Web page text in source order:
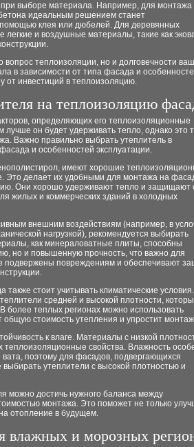
выборе материала. Например, для монтажа
идеальным решением станет
клея или дюбелей. Для деревянных
и воздушные материалы, такие как
теплоизоляции, но и долговечности
в зависимости от типа фасада и
от инвестиций в теплоизоляцию.
на теплоизоляцию
определяющих его теплоизоляционные
он будет удерживать тепло, однако это
Важно правильно выбрать утеплитель в
и особенностей эксплуатации.
имеют хорошие
Это делает их удобными для монтажа на
Они хорошо удерживают тепло и защищают
жилых и коммерческих зданий в холодных
внешним воздействиям (например, в
нагрузкой), рекомендуется выбирать
как минераловатные плиты, способны
но и повышенную прочность, что важно для
подвержены повреждениям и обеспечивают
стоит учитывать климатические
средней и высокой плотности,
более теплых регионах можно использовать
стоимость утепления и упростит
к влаге. Материалы с низкой
теплоизоляционные свойства. Влажность
поэтому для фасадов, подвергающихся
утеплители с высокой плотностью и
можно достичь нужного баланса между
монтажа. Это поможет не только
отопление в будущем.
влажных и морозных